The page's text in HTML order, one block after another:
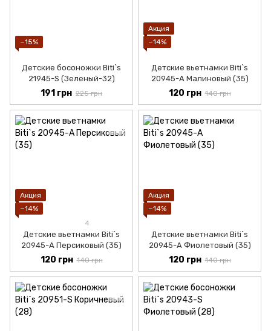
−15%
Детские босоножки Biti`s
21945-S (Зеленый-32)
191 грн 225 грн
Акция
−14%
Детские вьетнамки Biti`s
20945-А Малиновый (35)
120 грн 140 грн
Акция
−14%
4
Детские вьетнамки Biti`s
20945-А Персиковый (35)
120 грн 140 грн
Акция
−14%
Детские вьетнамки Biti`s
20945-А Фиолетовый (35)
120 грн 140 грн